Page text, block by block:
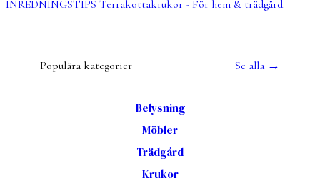
INREDNINGSTIPS Terrakottakrukor - För hem & trädgård
Populära kategorier Se alla →
Belysning
Möbler
Trädgård
Krukor